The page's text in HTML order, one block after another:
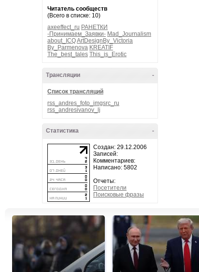
Читатель сообществ
(Всего в списке: 10)
axeeffect_ru РАНЕТКИ
-Принимаем_Заявки- Mad_Journalism
about_ICQArtDesignBy_Victoria
By_Parmenova KREATIF
The_best_tales This_is_Erotic
-
Трансляции
Список трансляций
rss_andres_foto_imgsrc_ru
rss_andresivanov_lj
-
Статистика
Создан: 29.12.2006
Записей:
Комментариев:
Написано: 5802
Отчеты:
Посетители
Поисковые фразы